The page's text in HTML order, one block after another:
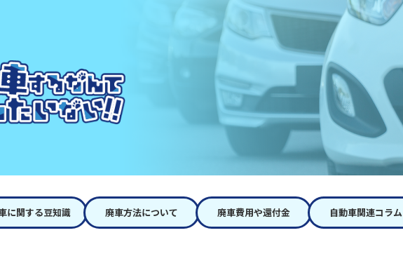
に関する豆知識 廃車方法について 廃車費用や還付金 自動車関連コラム